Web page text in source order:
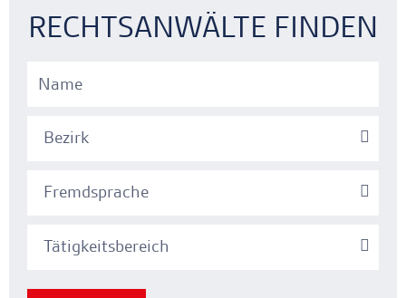
RECHTSANWÄLTE FINDEN
Bezirk
Fremdsprache
Tätigkeitsbereich